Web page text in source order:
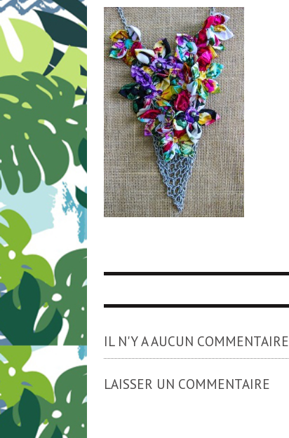
IL N'Y A AUCUN COMMENTAIRE
LAISSER UN COMMENTAIRE